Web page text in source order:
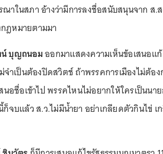
าในสภา อ้างว่ามีการลงชื่อสนับสนุนจาก ส.
ฎหมายตามมา
บุญถนอมออกมาแสดงความเห็นข้อเสนอแก้
ำเป็นต้องปิดสวิตช์ ถ้าพรรคการเมืองไม่ต้อง
อชื่อเข้าไป พรรคไหนไม่อยากให้ใครเป็นนา
จบแล้ว ส.ว.ไม่มีน้ำยา อย่าเกลียดตัวกินไข่ เ